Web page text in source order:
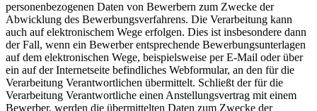
personenbezogenen Daten von Bewerbern zum Zwecke der
Abwicklung des Bewerbungsverfahrens. Die Verarbeitung kann
auch auf elektronischem Wege erfolgen. Dies ist insbesondere dann
der Fall, wenn ein Bewerber entsprechende Bewerbungsunterlagen
auf dem elektronischen Wege, beispielsweise per E-Mail oder über
ein auf der Internetseite befindliches Webformular, an den für die
Verarbeitung Verantwortlichen übermittelt. Schließt der für die
Verarbeitung Verantwortliche einen Anstellungsvertrag mit einem
Bewerber, werden die übermittelten Daten zum Zwecke der